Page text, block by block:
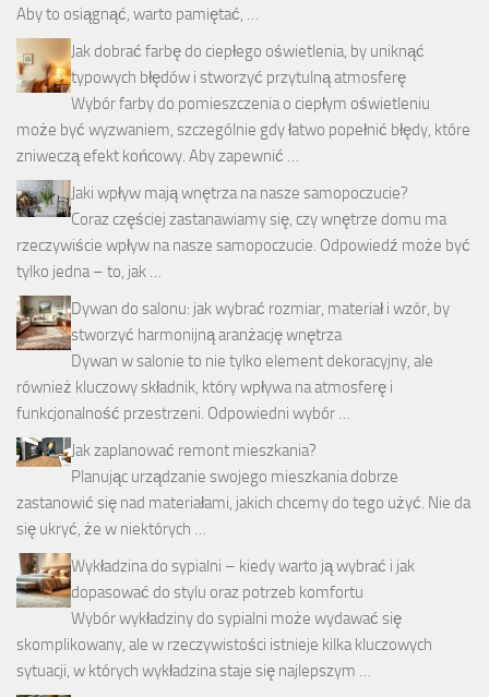
Aby to osiągnąć, warto pamiętać, …
Jak dobrać farbę do ciepłego oświetlenia, by uniknąć
typowych błędów i stworzyć przytulną atmosferę
Wybór farby do pomieszczenia o ciepłym oświetleniu
może być wyzwaniem, szczególnie gdy łatwo popełnić błędy, które
zniweczą efekt końcowy. Aby zapewnić …
Jaki wpływ mają wnętrza na nasze samopoczucie?
Coraz częściej zastanawiamy się, czy wnętrze domu ma
rzeczywiście wpływ na nasze samopoczucie. Odpowiedź może być
tylko jedna – to, jak …
Dywan do salonu: jak wybrać rozmiar, materiał i wzór, by
stworzyć harmonijną aranżację wnętrza
Dywan w salonie to nie tylko element dekoracyjny, ale
również kluczowy składnik, który wpływa na atmosferę i
funkcjonalność przestrzeni. Odpowiedni wybór …
Jak zaplanować remont mieszkania?
Planując urządzanie swojego mieszkania dobrze
zastanowić się nad materiałami, jakich chcemy do tego użyć. Nie da
się ukryć, że w niektórych …
Wykładzina do sypialni – kiedy warto ją wybrać i jak
dopasować do stylu oraz potrzeb komfortu
Wybór wykładziny do sypialni może wydawać się
skomplikowany, ale w rzeczywistości istnieje kilka kluczowych
sytuacji, w których wykładzina staje się najlepszym …